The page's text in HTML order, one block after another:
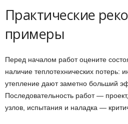
Практические
примеры
Перед началом работ оцените
наличие теплотехнических потерь:
утепление дают заметно больший
Последовательность работ —
узлов, испытания и наладка —